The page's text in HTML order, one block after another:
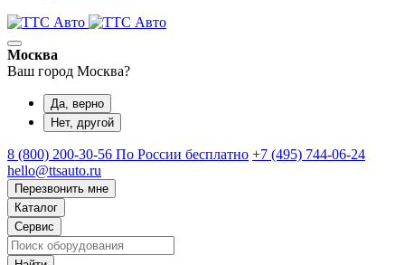
Москва
Ваш город Москва?
Да, верно
Нет, другой
8 (800) 200-30-56 По России бесплатно +7 (495) 744-06-24
hello@ttsauto.ru
Перезвонить мне
Каталог
Сервис